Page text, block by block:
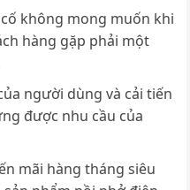
không mong muốn khi
hàng gặp phải một
người dùng và cải tiến
được nhu cầu của
mãi hàng tháng siêu